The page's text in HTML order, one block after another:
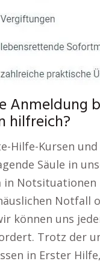
Anmeldung
hilfreich?
Hilfe-Kursen
Säule in
in Notsituationen
Notfall
können uns
Trotz der
in Erster